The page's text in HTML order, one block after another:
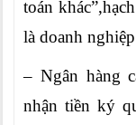
toán
là doanh nghiệp
– Ngân hàng
nhận tiền ký